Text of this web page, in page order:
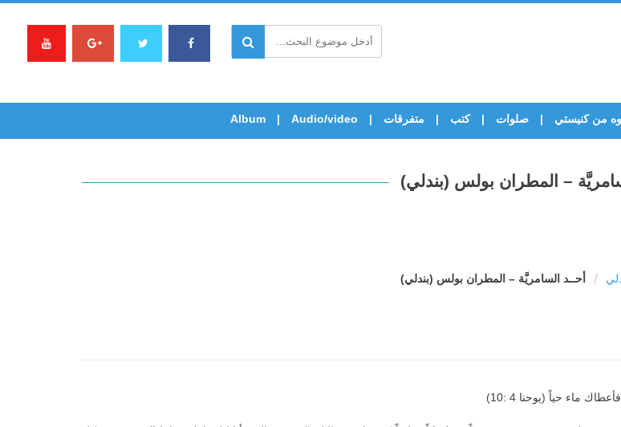
من كنيستي صلوات كتب متفرقات Audio/video
Album
– المطران بولس (بندلي)
/ أحــد السامريَّة – المطران بولس (بندلي)
ماء حياً (يوحنا 4 :10)